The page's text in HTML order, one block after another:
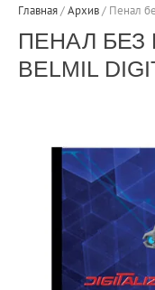
Главная/Архив/ Пенал
ПЕНАЛ
BELMIL